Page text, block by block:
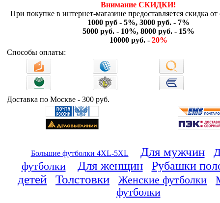
Внимание СКИДКИ!
При покупке в интернет-магазине предоставляется скидка
1000 руб - 5%, 3000 руб. - 7%
5000 руб. - 10%, 8000 руб. - 15%
10000 руб. - 20%
Способы оплаты:
Доставка по Москве - 300 руб.
Большие футболки 4XL-5XL Для мужчин
футболки
Для женщин Рубашки
детей Толстовки Женские футболки
футболки